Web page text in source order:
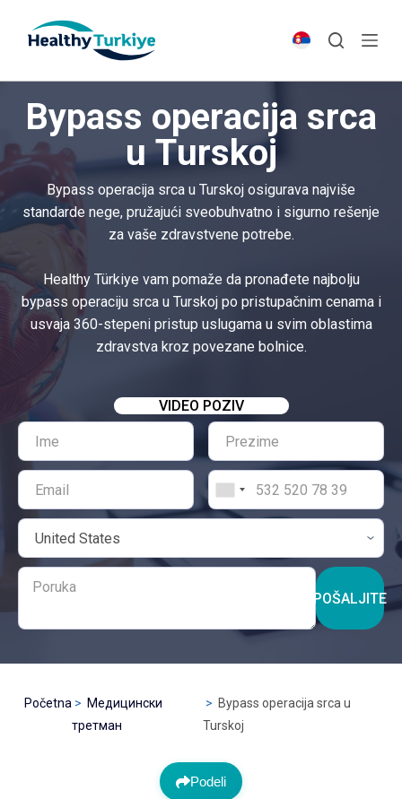
p
c
Bypass operacija srca
u Turskoj
Bypass operacija srca u Turskoj osigurava najviše
standarde nege, pružajući sveobuhvatno i sigurno rešenje
za vaše zdravstvene potrebe.
Healthy Türkiye vam pomaže da pronađete najbolju
bypass operaciju srca u Turskoj po pristupačnim cenama i
usvaja 360-stepeni pristup uslugama u svim oblastima
zdravstva kroz povezane bolnice.
VIDEO POZIV
POŠALJITE
Početna
Медицински
третман
Bypass operacija srca u
Turskoj
Podeli